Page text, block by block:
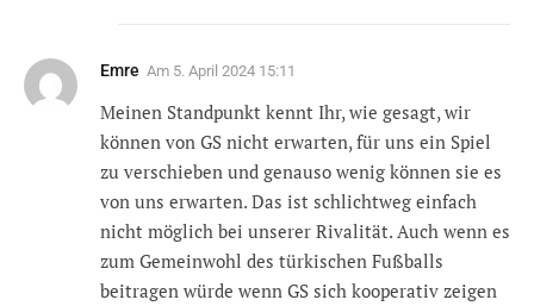
Emre Am 5. April 2024 15:11
Meinen Standpunkt kennt Ihr, wie gesagt, wir
können von GS nicht erwarten, für uns ein Spiel
zu verschieben und genauso wenig können sie es
von uns erwarten. Das ist schlichtweg einfach
nicht möglich bei unserer Rivalität. Auch wenn es
zum Gemeinwohl des türkischen Fußballs
beitragen würde wenn GS sich kooperativ zeigen